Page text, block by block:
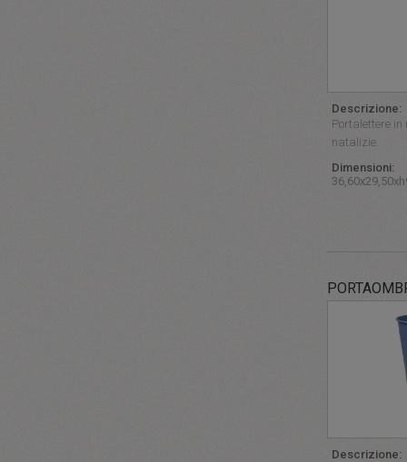
Descrizione:
Portalettere in
natalizie.
Dimensioni:
Descrizione: